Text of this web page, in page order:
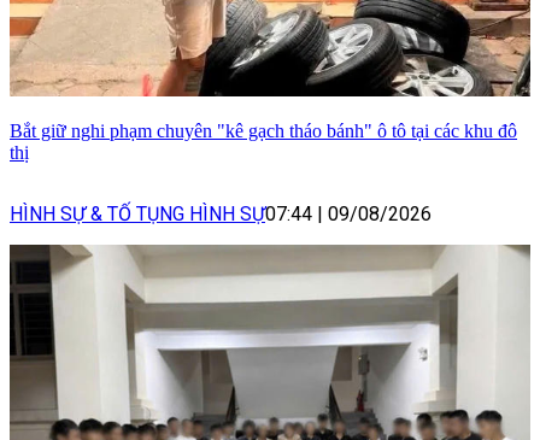
Bắt giữ nghi phạm chuyên "kê gạch tháo bánh" ô tô tại các khu đô
thị
HÌNH SỰ & TỐ TỤNG HÌNH SỰ07:44 09/08/2026